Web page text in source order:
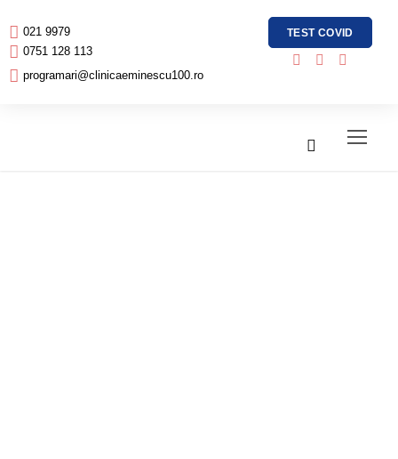
021 9979
0751 128 113
programari@clinicaeminescu100.ro
TEST COVID